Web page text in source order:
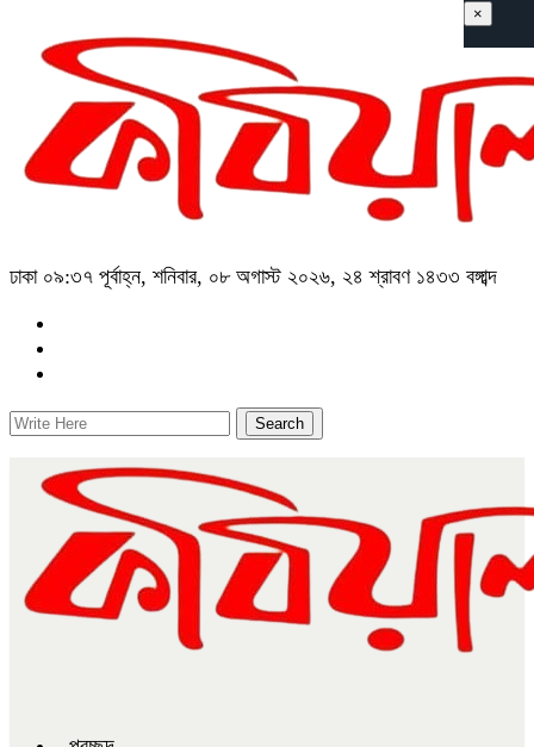
ঢাকা ০৯:৩৭ পূর্বাহ্ন, শনিবার, ০৮ অগাস্ট ২০২৬, ২৪ শ্রাবণ ১৪৩৩ বঙ্গাব্দ
×